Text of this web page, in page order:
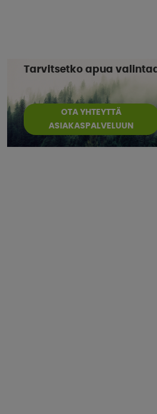
Tarvitsetko apua
OTA YHTEYTTÄ
ASIAKASPALVELUUN